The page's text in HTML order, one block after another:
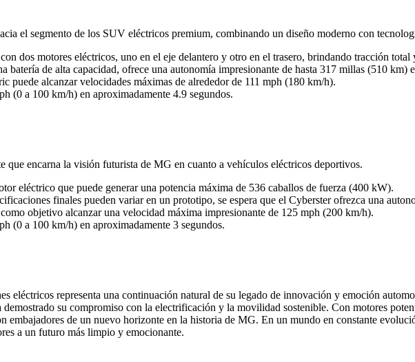
el segmento de los SUV eléctricos premium, combinando un diseño moderno con
dos motores eléctricos, uno en el eje delantero y otro en el trasero, brindando tracción
batería de alta capacidad, ofrece una autonomía impresionante de hasta 317 millas (510 km)
puede alcanzar velocidades máximas de alrededor de 111 mph (180 km/h).
(0 a 100 km/h) en aproximadamente 4.9 segundos.
que encarna la visión futurista de MG en cuanto a vehículos eléctricos deportivos.
eléctrico que puede generar una potencia máxima de 536 caballos de fuerza (400 kW).
finales pueden variar en un prototipo, se espera que el Cyberster ofrezca una
objetivo alcanzar una velocidad máxima impresionante de 125 mph (200 km/h).
(0 a 100 km/h) en aproximadamente 3 segundos.
eléctricos representa una continuación natural de su legado de innovación y emoción
su compromiso con la electrificación y la movilidad sostenible. Con motores
embajadores de un nuevo horizonte en la historia de MG. En un mundo en constante
a un futuro más limpio y emocionante.